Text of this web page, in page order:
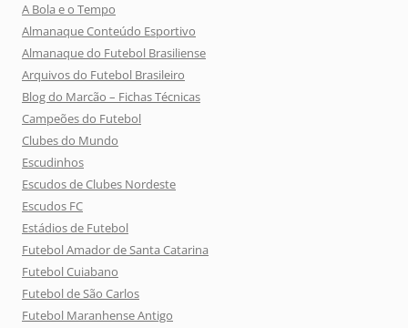
A Bola e o Tempo
Almanaque Conteúdo Esportivo
Almanaque do Futebol Brasiliense
Arquivos do Futebol Brasileiro
Blog do Marcão – Fichas Técnicas
Campeões do Futebol
Clubes do Mundo
Escudinhos
Escudos de Clubes Nordeste
Escudos FC
Estádios de Futebol
Futebol Amador de Santa Catarina
Futebol Cuiabano
Futebol de São Carlos
Futebol Maranhense Antigo